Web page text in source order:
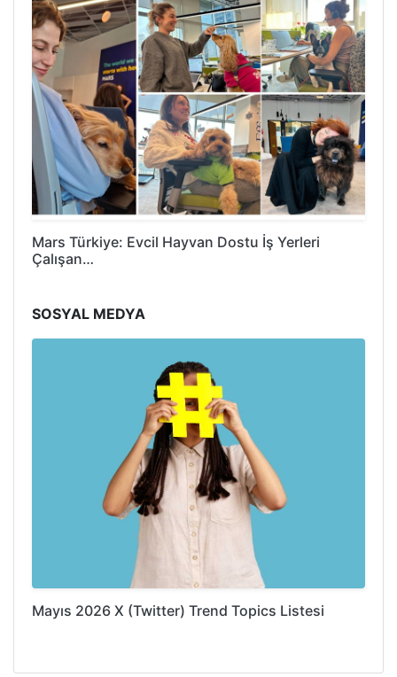
Mars Türkiye: Evcil Hayvan Dostu İş Yerleri
Çalışan…
SOSYAL MEDYA
Mayıs 2026 X (Twitter) Trend Topics Listesi